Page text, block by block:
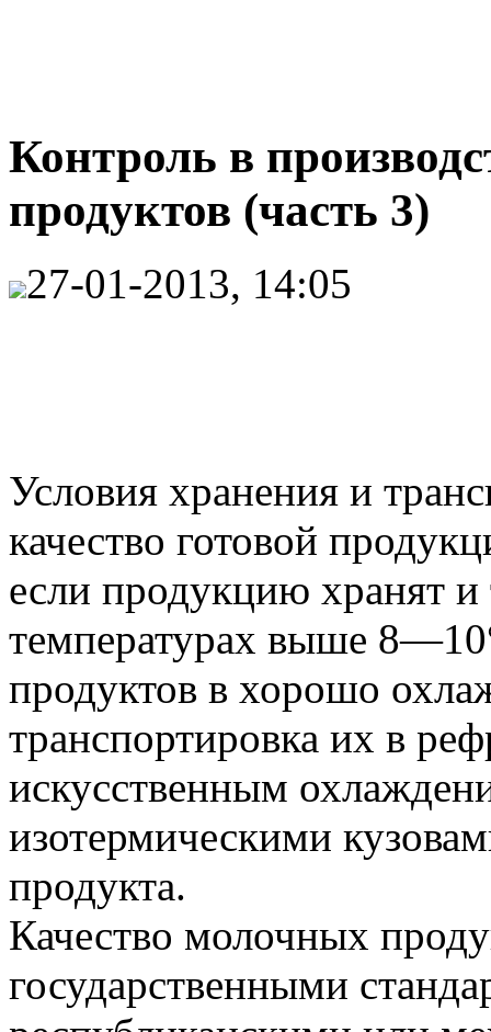
Контроль в
продуктов (часть 3)
27-01-2013, 14:05
Условия хранения и
качество готовой
если продукцию хранят
температурах выше
продуктов в хорошо
транспортировка их в
искусственным
изотермическими
продукта.
Качество молочных
государственными